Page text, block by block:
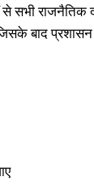
से सभी
बाद